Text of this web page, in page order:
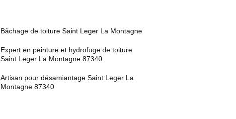
Bâchage de toiture Saint Leger La Montagne
Expert en peinture et hydrofuge de toiture
Saint Leger La Montagne 87340
Artisan pour désamiantage Saint Leger La
Montagne 87340